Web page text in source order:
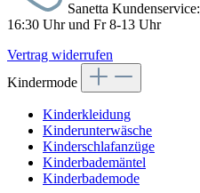
Sanetta Kundenservice:
16:30 Uhr und Fr 8-13 Uhr
Vertrag widerrufen
Kindermode
Kinderkleidung
Kinderunterwäsche
Kinderschlafanzüge
Kinderbademäntel
Kinderbademode